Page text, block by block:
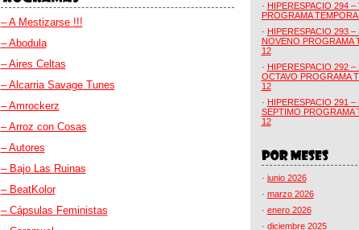
– A Mestizarse !!!
– Abodula
– Aires Celtas
– Alcarria Savage Tunes
– Amrockerz
– Arroz con Cosas
– Autores
– Bajo Las Ruinas
– BeatKolor
– Cápsulas Feministas
· HIPERESPACIO 294 –
PROGRAMA
· HIPERESPACIO 293 –
NOVENO PROGRAMA
12
· HIPERESPACIO 292 –
OCTAVO PROGRAMA
12
· HIPERESPACIO 291 –
SÉPTIMO PROGRAMA
12
· junio 2026
· marzo 2026
· enero 2026
· diciembre 2025